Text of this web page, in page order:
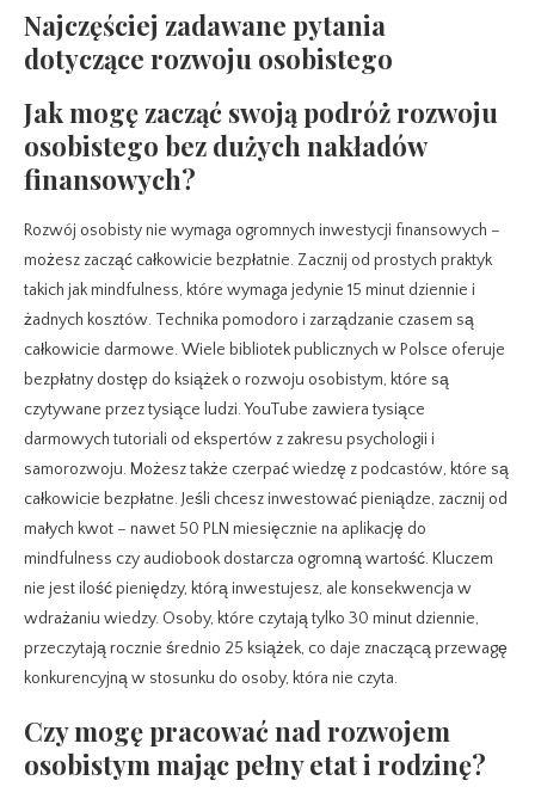
Najczęściej zadawane pytania
dotyczące rozwoju osobistego
Jak mogę zacząć swoją podróż rozwoju
osobistego bez dużych nakładów
finansowych?
Rozwój osobisty nie wymaga ogromnych inwestycji finansowych –
możesz zacząć całkowicie bezpłatnie. Zacznij od prostych praktyk
takich jak mindfulness, które wymaga jedynie 15 minut dziennie i
żadnych kosztów. Technika pomodoro i zarządzanie czasem są
całkowicie darmowe. Wiele bibliotek publicznych w Polsce oferuje
bezpłatny dostęp do książek o rozwoju osobistym, które są
czytywane przez tysiące ludzi. YouTube zawiera tysiące
darmowych tutoriali od ekspertów z zakresu psychologii i
samorozwoju. Możesz także czerpać wiedzę z podcastów, które są
całkowicie bezpłatne. Jeśli chcesz inwestować pieniądze, zacznij od
małych kwot – nawet 50 PLN miesięcznie na aplikację do
mindfulness czy audiobook dostarcza ogromną wartość. Kluczem
nie jest ilość pieniędzy, którą inwestujesz, ale konsekwencja w
wdrażaniu wiedzy. Osoby, które czytają tylko 30 minut dziennie,
przeczytają rocznie średnio 25 książek, co daje znaczącą przewagę
konkurencyjną w stosunku do osoby, która nie czyta.
Czy mogę pracować nad rozwojem
osobistym mając pełny etat i rodzinę?